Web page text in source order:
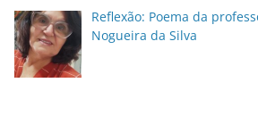
Reflexão: Poema da
Nogueira da Silva